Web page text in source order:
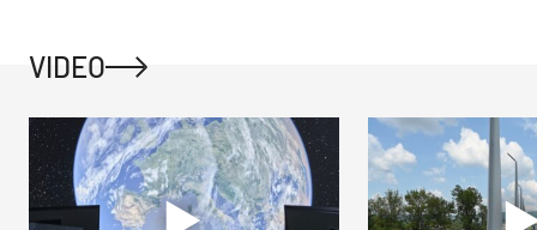
VIDEO